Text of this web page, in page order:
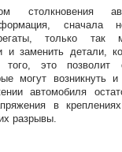
столкновения
сначала
только так
и заменить детали,
это позволит
могут возникнуть
автомобиля
в
разрывы.